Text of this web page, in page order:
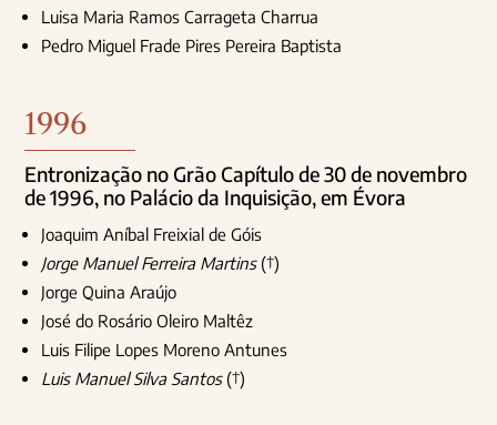
Luisa Maria Ramos Carrageta Charrua
Pedro Miguel Frade Pires Pereira Baptista
1996
Entronização no Grão Capítulo de 30 de novembro
de 1996, no Palácio da Inquisição, em Évora
Joaquim Aníbal Freixial de Góis
Jorge Manuel Ferreira Martins(†)
Jorge Quina Araújo
José do Rosário Oleiro Maltêz
Luis Filipe Lopes Moreno Antunes
Luis Manuel Silva Santos(†)